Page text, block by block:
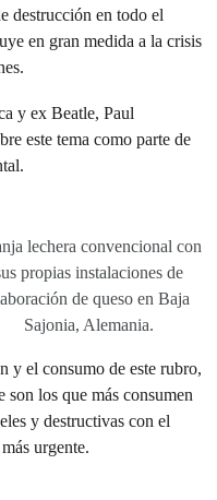
destrucción en todo el
en gran medida a la crisis
y ex Beatle, Paul
este tema como parte de
lechera convencional con
propias instalaciones de
de queso en Baja
Sajonia, Alemania.
y el consumo de este rubro,
son los que más consumen
y destructivas con el
urgente.